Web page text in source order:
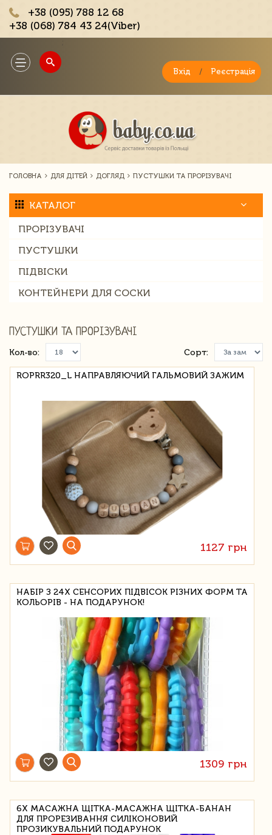
+38 (095) 788 12 68
+38 (068) 784 43 24(Viber)
Toggle
navigation
Вхід / Реєстрація
ГОЛОВНА ДЛЯ ДІТЕЙ ДОГЛЯД ПУСТУШКИ ТА ПРОРІЗУВАЧІ
КАТАЛОГ
ПРОРІЗУВАЧІ
ПУСТУШКИ
ПІДВІСКИ
КОНТЕЙНЕРИ ДЛЯ СОСКИ
ПУСТУШКИ ТА ПРОРІЗУВАЧІ
Кол-во: Сорт:
ROPRR320_L НАПРАВЛЯЮЧИЙ ГАЛЬМОВИЙ ЗАЖИМ
1127 грн
НАБІР З 24X СЕНСОРИХ ПІДВІСОК РІЗНИХ ФОРМ ТА
КОЛЬОРІВ - НА ПОДАРУНОК!
1309 грн
6X МАСАЖНА ЩІТКА-МАСАЖНА ЩІТКА-БАНАН
ДЛЯ ПРОРЕЗИВАННЯ СИЛІКОНОВИЙ
ПРОЗИКУВАЛЬНИЙ ПОДАРУНОК